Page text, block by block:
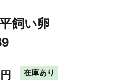
飼い卵
円 在庫あり